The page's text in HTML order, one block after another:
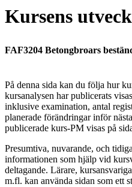
Kursens
FAF3204 Betongbroars
På denna sida kan du följa hur
kursanalysen har publicerats
inklusive examination, antal
planerade förändringar inför
publicerade kurs-PM visas på
Presumtiva, nuvarande, och
informationen som hjälp vid
deltagande. Lärare,
m.fl. kan använda sidan som ett